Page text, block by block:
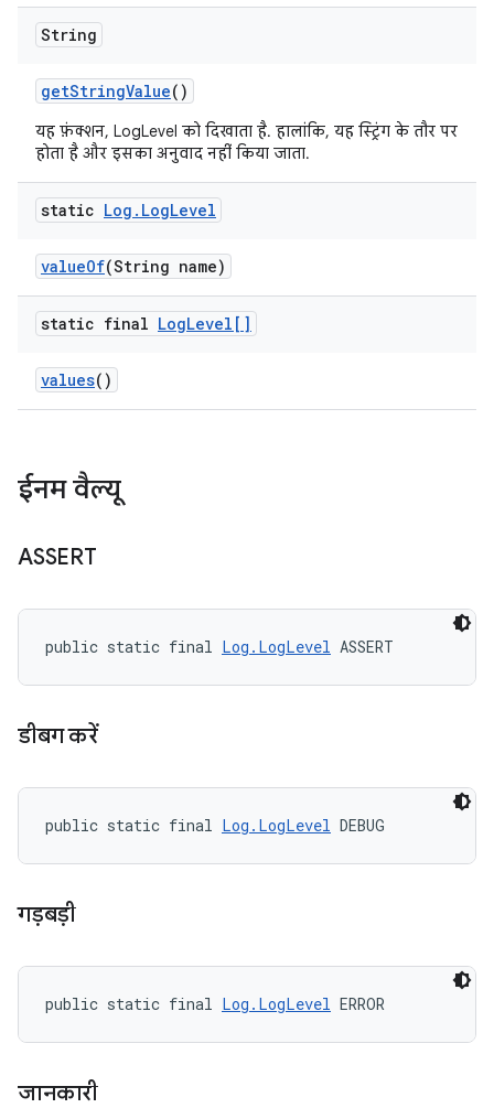
String
getStringValue()
यह फ़ंक्शन, LogLevel को दिखाता है. हालांकि, यह स्ट्रिंग के तौर पर
होता है और इसका अनुवाद नहीं किया जाता.
static Log . LogLevel
valueOf(String name)
static final LogLevel[]
values()
ईनम वैल्यू
ASSERT
public static final Log.LogLevel ASSERT
डीबग करें
public static final Log.LogLevel DEBUG
गड़बड़ी
public static final Log.LogLevel ERROR
जानकारी